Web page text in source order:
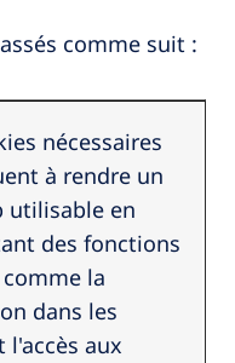
comme suit :
nécessaires
à rendre un
utilisable en
des fonctions
la
dans les
l'accès aux